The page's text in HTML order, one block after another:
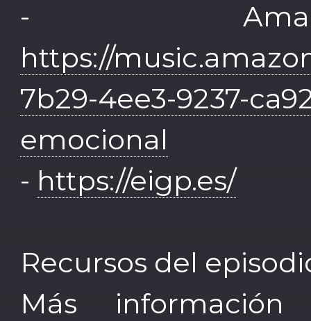
-
https://
7b29-4ee3-9237-
emocional
- https://eigp.es/
Recursos del
Más